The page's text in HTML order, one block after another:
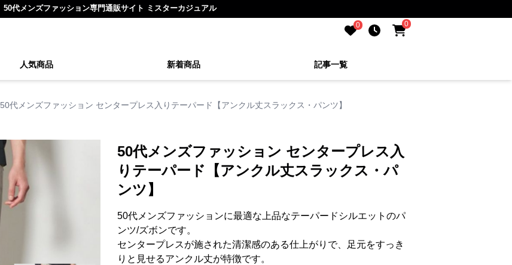
50代メンズファッション専門通販サイト ミスターカジュアル
0 0
人気商品 新着商品 記事一覧
50代メンズファッション センタープレス入りテーパード【アンクル丈スラックス・パンツ】
50代メンズファッション センタープレス入
りテーパード【アンクル丈スラックス・パ
ンツ】
50代メンズファッションに最適な上品なテーパードシルエットのパ
ンツ/ズボンです。
センタープレスが施された清潔感のある仕上がりで、足元をすっき
りと見せるアンクル丈が特徴です。